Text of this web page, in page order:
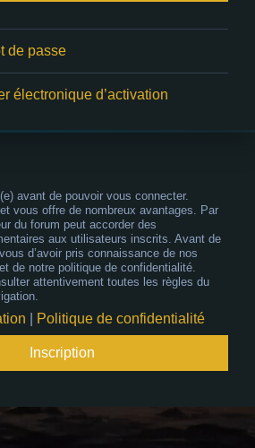
de passe
électronique d’activation
avant de pouvoir vous connecter.
vous offre de nombreux avantages. Par
du forum peut accorder des
aux utilisateurs inscrits. Avant de
d’avoir pris connaissance de nos
de notre politique de confidentialité.
attentivement toutes les règles du
Politique de confidentialité
Inscription